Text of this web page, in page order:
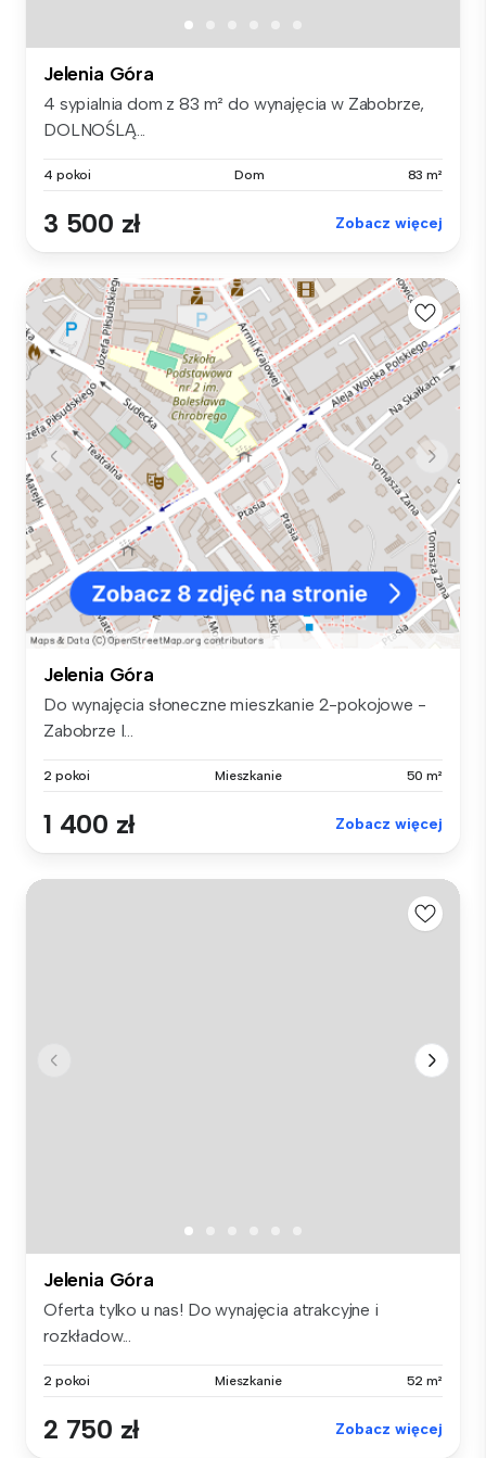
Jelenia Góra
4 sypialnia dom z 83 m² do wynajęcia w Zabobrze,
DOLNOŚLĄ...
4 pokoi Dom 83 m²
3 500 zł Zobacz więcej
Jelenia Góra
Do wynajęcia słoneczne mieszkanie 2-pokojowe -
Zabobrze I...
2 pokoi Mieszkanie 50 m²
1 400 zł Zobacz więcej
Jelenia Góra
Oferta tylko u nas! Do wynajęcia atrakcyjne i
rozkładow...
2 pokoi Mieszkanie 52 m²
2 750 zł Zobacz więcej